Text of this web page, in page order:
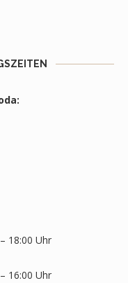
18:00 Uhr
16:00 Uhr